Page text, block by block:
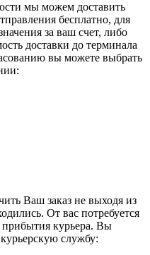
мы можем доставить
бесплатно, для
за ваш счет, либо
доставки до терминала
вы можете выбрать
Ваш заказ не выходя из
От вас потребуется
прибытия курьера. Вы
службу: